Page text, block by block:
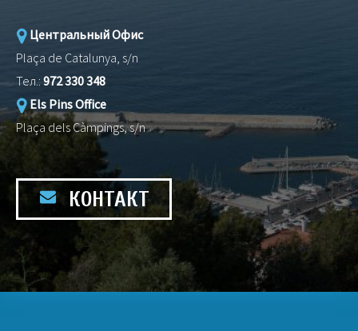
Центральный Офис
Plaça de Catalunya, s/n
Тел.:972 330 348
Els Pins Office
Plaça dels Càmpings, s/n
КОНТАКТ